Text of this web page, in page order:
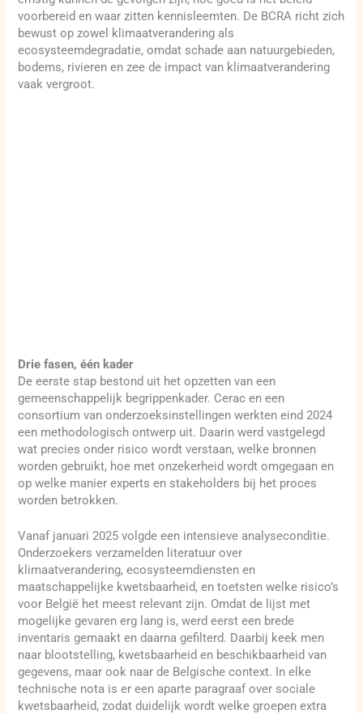
voorbereid en waar zitten kennisleemten. De BCRA richt zich
bewust op zowel klimaatverandering als
ecosysteemdegradatie, omdat schade aan natuurgebieden,
bodems, rivieren en zee de impact van klimaatverandering
vaak vergroot.
Drie fasen, één kader
De eerste stap bestond uit het opzetten van een
gemeenschappelijk begrippenkader. Cerac en een
consortium van onderzoeksinstellingen werkten eind 2024
een methodologisch ontwerp uit. Daarin werd vastgelegd
wat precies onder risico wordt verstaan, welke bronnen
worden gebruikt, hoe met onzekerheid wordt omgegaan en
op welke manier experts en stakeholders bij het proces
worden betrokken.
Vanaf januari 2025 volgde een intensieve analyseconditie.
Onderzoekers verzamelden literatuur over
klimaatverandering, ecosysteemdiensten en
maatschappelijke kwetsbaarheid, en toetsten welke risico’s
voor België het meest relevant zijn. Omdat de lijst met
mogelijke gevaren erg lang is, werd eerst een brede
inventaris gemaakt en daarna gefilterd. Daarbij keek men
naar blootstelling, kwetsbaarheid en beschikbaarheid van
gegevens, maar ook naar de Belgische context. In elke
technische nota is er een aparte paragraaf over sociale
kwetsbaarheid, zodat duidelijk wordt welke groepen extra